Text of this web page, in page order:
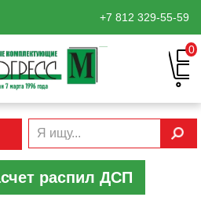
+7 812 329-55-59
0
распил ДСП